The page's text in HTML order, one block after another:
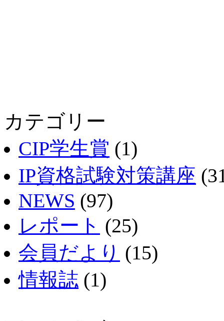
カテゴリー
CIP学生賞 (1)
IP資格試験対策講座
NEWS (97)
レポート (25)
会員だより (15)
情報誌 (1)